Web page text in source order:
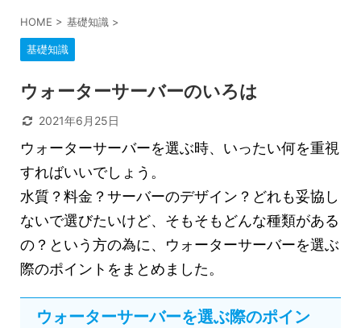
HOME > 基礎知識 >
基礎知識
ウォーターサーバーのいろは
2021年6月25日
ウォーターサーバーを選ぶ時、いったい何を重視
すればいいでしょう。
水質？料金？サーバーのデザイン？どれも妥協し
ないで選びたいけど、そもそもどんな種類がある
の？という方の為に、ウォーターサーバーを選ぶ
際のポイントをまとめました。
ウォーターサーバーを選ぶ際のポイン